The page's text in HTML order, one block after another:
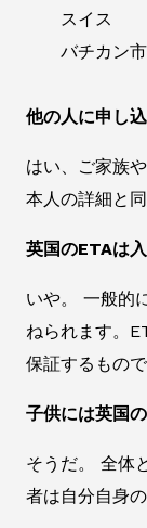
スイス
バチカン
他の人に申し
はい、ご家族
本人の詳細と
英国のETAは
いや。 一般的
ねられます。
保証するもの
子供には英国
そうだ。 全体
者は自分自身